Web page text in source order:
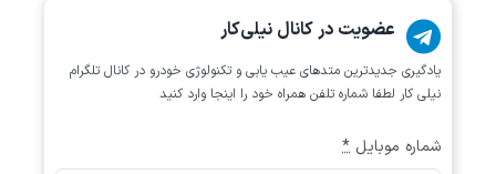
عضویت در کانال نیلی‌کار
یادگیری جدیدترین متد‌های عیب یابی‌ و تکنولوژی خودرو در کانال تلگرام
نیلی کار لطفا شماره تلفن همراه خود را اینجا وارد کنید
شماره موبایل *